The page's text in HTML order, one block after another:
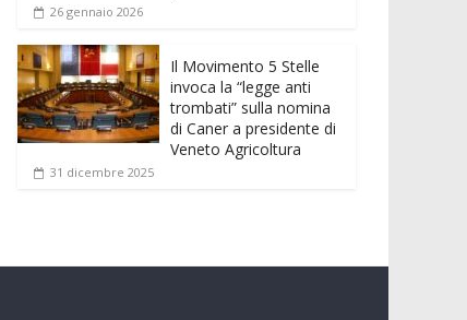
26 gennaio 2026
Il Movimento 5 Stelle
invoca la “legge anti
trombati” sulla nomina
di Caner a presidente di
Veneto Agricoltura
31 dicembre 2025